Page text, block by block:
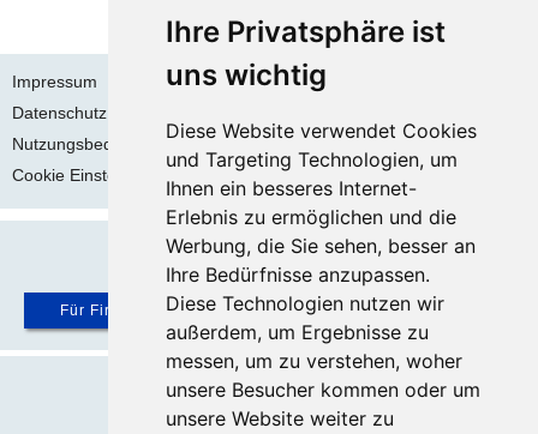
Ihre Privatsphäre ist
uns wichtig
Diese Website verwendet Cookies
und Targeting Technologien, um
Ihnen ein besseres Internet-
Erlebnis zu ermöglichen und die
Werbung, die Sie sehen, besser an
Ihre Bedürfnisse anzupassen.
Diese Technologien nutzen wir
außerdem, um Ergebnisse zu
messen, um zu verstehen, woher
unsere Besucher kommen oder um
unsere Website weiter zu
Impressum
Datenschutz
Nutzungsbedingungen
Cookie Einstellungen
Für Firmen ...
Ein Projekt von